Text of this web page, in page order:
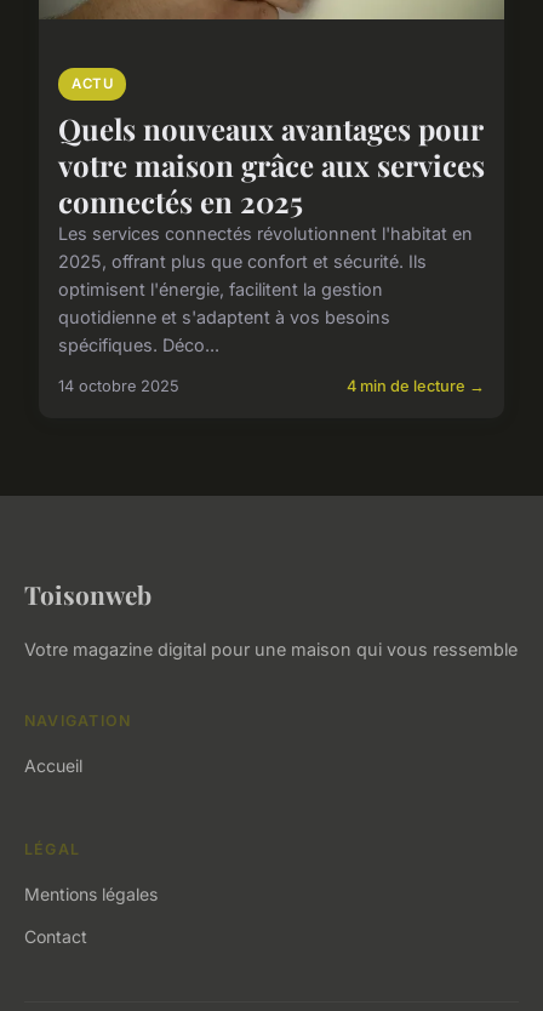
ACTU
Quels nouveaux avantages pour
votre maison grâce aux services
connectés en 2025
Les services connectés révolutionnent l'habitat en
2025, offrant plus que confort et sécurité. Ils
optimisent l'énergie, facilitent la gestion
quotidienne et s'adaptent à vos besoins
spécifiques. Déco...
14 octobre 2025 4 min de lecture →
Toisonweb
Votre magazine digital pour une maison qui vous ressemble
NAVIGATION
Accueil
LÉGAL
Mentions légales
Contact